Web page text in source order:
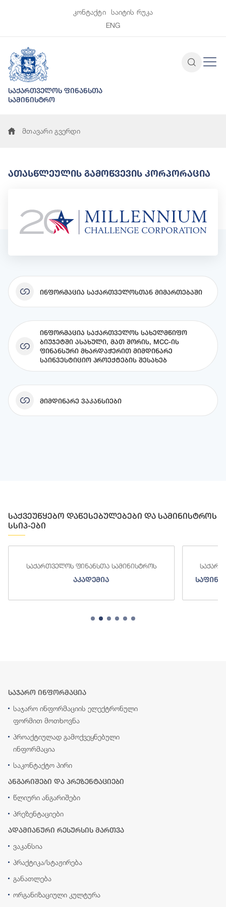
კონტაქტი
საიტის რუკა
ENG
საქართველოს ფინანსთა
სამინისტრო
მთავარი გვერდი
Ათასწლეულის Გამოწვევის Კორპორაცია
Ინფორმაცია Საქართველოსთან Მიმართებაში
Ინფორმაცია Საქართველოს Სახელმწიფო
Ბიუჯეტში Ასახული, Მათ Შორის, MCC-Ის
Ფინანსური Მხარდაჭერით Მიმდინარე
Საინვესტიციო Პროექტების Შესახებ
Მიმდინარე Ვაკანსიები
საქვეუწყებო დაწესებულებები და სამინისტროს
სსიპ-ები
საქართველოს ფინანსთა სამინისტროს
აკადემია
საჯარო ინფორმაცია
საჯარო ინფორმაციის ელექტრონული
ფორმით მოთხოვნა
პროაქტიულად გამოქვეყნებული
ინფორმაცია
საკონტაქტო პირი
ანგარიშები და პრეზენტაციები
წლიური ანგარიშები
პრეზენტაციები
ადამიანური რესურსის მართვა
ვაკანსია
პრაქტიკა/სტაჟირება
განათლება
ორგანიზაციული კულტურა